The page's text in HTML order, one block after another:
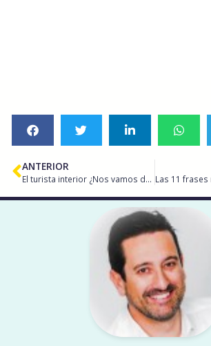
ANTERIOR
El turista interior ¿Nos vamos de viaje?